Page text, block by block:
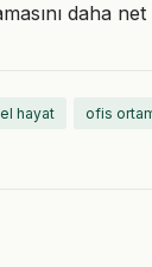
daha net
hayat ofis